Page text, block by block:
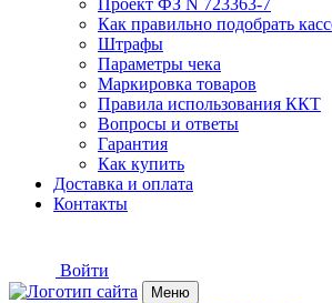
Проект ФЗ N 723363-7
Как правильно подобрать
Штрафы
Параметры чека
Маркировка товаров
Правила использования ККТ
Вопросы и ответы
Гарантия
Как купить
Доставка и оплата
Контакты
Войти
Меню